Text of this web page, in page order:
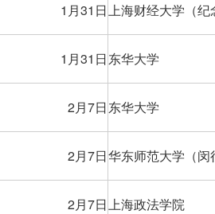
1月31日上海财经大学（纪
1月31日东华大学
2月7日东华大学
2月7日华东师范大学（闵
2月7日上海政法学院